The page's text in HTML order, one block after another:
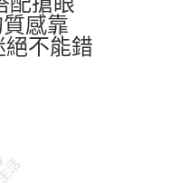
感靠
不能錯